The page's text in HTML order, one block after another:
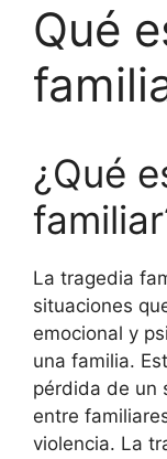
Qué
¿Qué
La tragedia
situaciones
emocional y
una familia.
pérdida de un
entre
violencia. La